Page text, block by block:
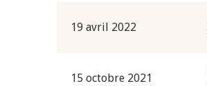
19 avril 2022
15 octobre 2021